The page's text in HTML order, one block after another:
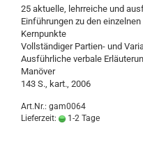
25 aktuelle, lehrreiche und
Einführungen zu den
Kernpunkte
Vollständiger Partien- und
Ausführliche verbale
Manöver
143 S., kart., 2006
Art.Nr.: gam0064
Lieferzeit:
1-2 Tage